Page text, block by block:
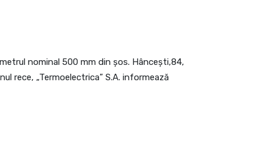
nominal 500 mm din șos. Hâncești,84,
rece, „Termoelectrica” S.A. informează